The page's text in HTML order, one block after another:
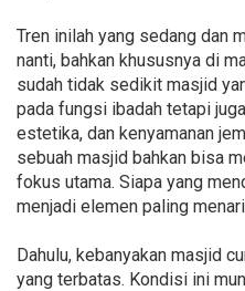
Tren inilah yang sedang dan
nanti, bahkan khususnya di
sudah tidak sedikit masjid
pada fungsi ibadah tetapi
estetika, dan kenyamanan
sebuah masjid bahkan bisa
fokus utama. Siapa yang
menjadi elemen paling
Dahulu, kebanyakan masjid
yang terbatas. Kondisi ini